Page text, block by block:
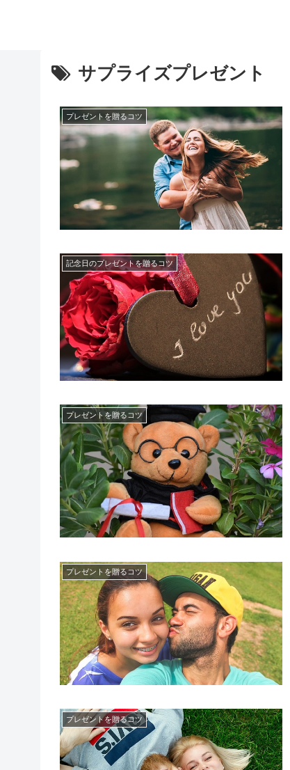
サプライズプレゼント
プレゼントを贈るコツ
記念日のプレゼントを贈るコツ
プレゼントを贈るコツ
プレゼントを贈るコツ
プレゼントを贈るコツ